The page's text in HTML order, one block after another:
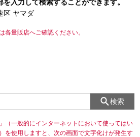
入力して検索することができます。
区 ヤマダ
各量販店へご確認ください。
検索
（一般的にインターネットにおいて使ってはい
を使用しますと、次の画面で文字化けが発生す